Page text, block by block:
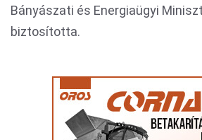
Bányászati és Energiaügyi
biztosította.